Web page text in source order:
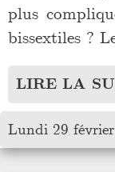
plus
bissextiles ?
LIRE LA
Lundi 29